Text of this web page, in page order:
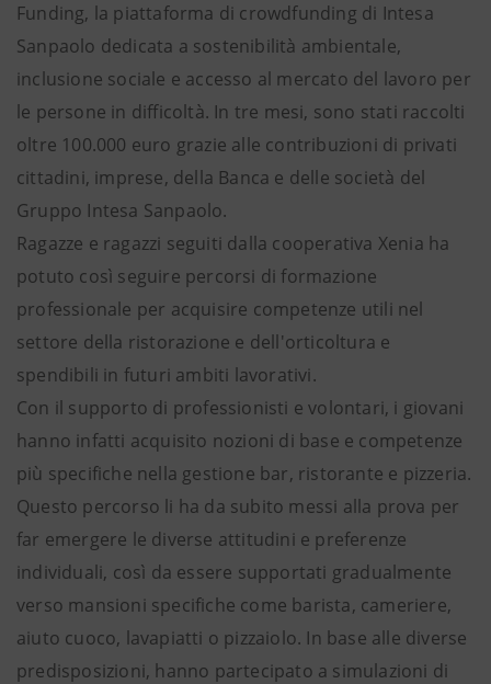
Funding, la piattaforma di crowdfunding di Intesa
Sanpaolo dedicata a sostenibilità ambientale,
inclusione sociale e accesso al mercato del lavoro per
le persone in difficoltà. In tre mesi, sono stati raccolti
oltre 100.000 euro grazie alle contribuzioni di privati
cittadini, imprese, della Banca e delle società del
Gruppo Intesa Sanpaolo.
Ragazze e ragazzi seguiti dalla cooperativa Xenia ha
potuto così seguire percorsi di formazione
professionale per acquisire competenze utili nel
settore della ristorazione e dell'orticoltura e
spendibili in futuri ambiti lavorativi.
Con il supporto di professionisti e volontari, i giovani
hanno infatti acquisito nozioni di base e competenze
più specifiche nella gestione bar, ristorante e pizzeria.
Questo percorso li ha da subito messi alla prova per
far emergere le diverse attitudini e preferenze
individuali, così da essere supportati gradualmente
verso mansioni specifiche come barista, cameriere,
aiuto cuoco, lavapiatti o pizzaiolo. In base alle diverse
predisposizioni, hanno partecipato a simulazioni di